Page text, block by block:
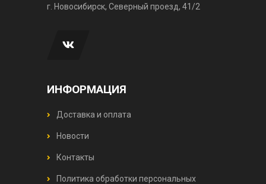
г. Новосибирск, Северный проезд, 41/2
ИНФОРМАЦИЯ
Доставка и оплата
Новости
Контакты
Политика обработки персональных